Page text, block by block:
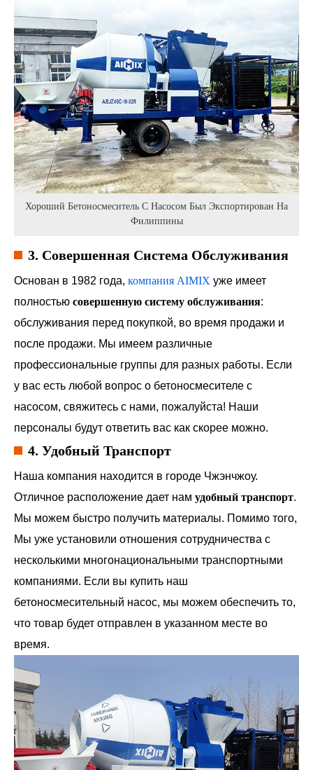
Хороший Бетоносмеситель С Насосом Был Экспортирован На
Филиппины
3. Совершенная Система Обслуживания
Основан в 1982 года, компания AIMIX уже имеет
полностью совершенную систему обслуживания:
обслуживания перед покупкой, во время продажи и
после продажи. Мы имеем различные
профессиональные группы для разных работы. Если
у вас есть любой вопрос о бетоносмесителе с
насосом, свяжитесь с нами, пожалуйста! Наши
персоналы будут ответить вас как скорее можно.
4. Удобный Транспорт
Наша компания находится в городе Чжэнчжоу.
Отличное расположение дает нам удобный транспорт.
Мы можем быстро получить материалы. Помимо того,
Мы уже установили отношения сотрудничества с
несколькими многонациональными транспортными
компаниями. Если вы купить наш
бетоносмесительный насос, мы можем обеспечить то,
что товар будет отправлен в указанном месте во
время.